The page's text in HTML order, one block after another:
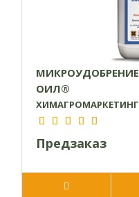
ОИЛ®
ХИМАГРОМАРКЕТИНГ
Предзаказ